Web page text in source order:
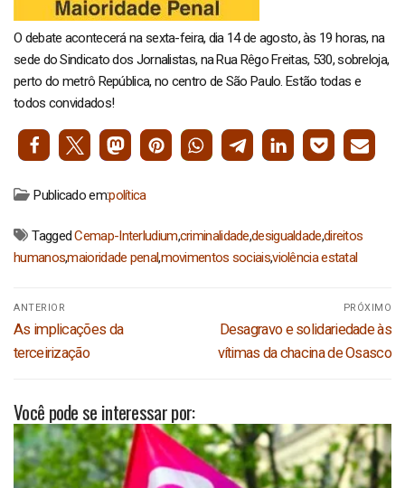
O debate acontecerá na sexta-feira, dia 14 de agosto, às 19 horas, na
sede do Sindicato dos Jornalistas, na Rua Rêgo Freitas, 530, sobreloja,
perto do metrô República, no centro de São Paulo. Estão todas e
todos convidados!
Publicado em:política
TaggedCemap-Interludium,criminalidade,desigualdade,direitos
humanos,maioridade penal,movimentos sociais,violência estatal
Navegação
de
Post
ANTERIOR
Post
anterior:
As implicações da
terceirização
PRÓXIMO
Próximo
post:
Desagravo e solidariedade às
vítimas da chacina de Osasco
Você pode se interessar por: